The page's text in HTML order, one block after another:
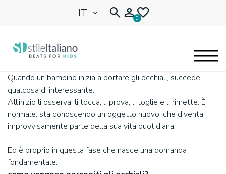
IT 0
EYEGLASSES
KIDENTITY
🩷 OUR HEART
Quando un bambino inizia a portare gli occhiali, succede
qualcosa di interessante.
All’inizio li osserva, li tocca, li prova, li toglie e li rimette. È
normale: sta conoscendo un oggetto nuovo, che diventa
improvvisamente parte della sua vita quotidiana.
Ed è proprio in questa fase che nasce una domanda
fondamentale: